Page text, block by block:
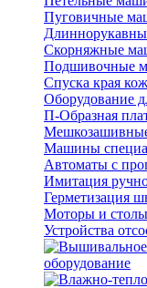
Пуговичные
Скорняжные
Подшивочные
Спуска края
Оборудование
П-Образная
Машины
Автоматы с
Имитация
Герметизация
Моторы и
Устройства
оборудование